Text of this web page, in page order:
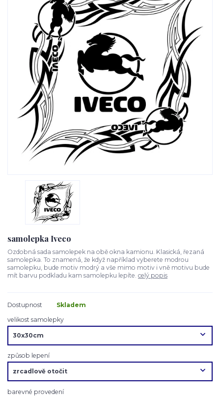
samolepka Iveco
Ozdobná sada samolepek na obě okna kamionu. Klasická, řezaná
samolepka. To znamená, že když například vyberete modrou
samolepku, bude motiv modrý a vše mimo motiv i vně motivu bude
mít barvu podkladu kam samolepku lepíte. celý popis
Dostupnost
Skladem
velikost samolepky
způsob lepení
barevné provedení